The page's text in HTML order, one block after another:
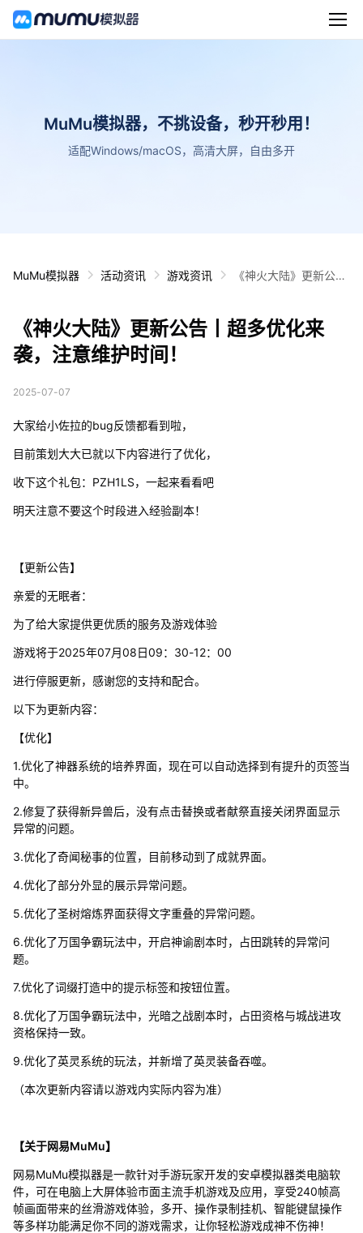
MuMu模拟器，不挑设备，秒开秒用！
适配Windows/macOS，高清大屏，自由多开
MuMu模拟器 活动资讯 游戏资讯
《神火大陆》更新公告
《神火大陆》更新公告丨超多优化来
袭，注意维护时间！
2025-07-07
大家给小佐拉的bug反馈都看到啦，
目前策划大大已就以下内容进行了优化，
收下这个礼包：PZH1LS，一起来看看吧
明天注意不要这个时段进入经验副本！
【更新公告】
亲爱的无眠者：
为了给大家提供更优质的服务及游戏体验
游戏将于2025年07月08日09：30-12：00
进行停服更新，感谢您的支持和配合。
以下为更新内容：
【优化】
1.优化了神器系统的培养界面，现在可以自动选择到有提升的页签当
中。
2.修复了获得新异兽后，没有点击替换或者献祭直接关闭界面显示
异常的问题。
3.优化了奇闻秘事的位置，目前移动到了成就界面。
4.优化了部分外显的展示异常问题。
5.优化了圣树熔炼界面获得文字重叠的异常问题。
6.优化了万国争霸玩法中，开启神谕剧本时，占田跳转的异常问
题。
7.优化了词缀打造中的提示标签和按钮位置。
8.优化了万国争霸玩法中，光暗之战剧本时，占田资格与城战进攻
资格保持一致。
9.优化了英灵系统的玩法，并新增了英灵装备吞噬。
（本次更新内容请以游戏内实际内容为准）
【关于网易MuMu】
网易MuMu模拟器是一款针对手游玩家开发的安卓模拟器类电脑软
件，可在电脑上大屏体验市面主流手机游戏及应用，享受240帧高
帧画面带来的丝滑游戏体验，多开、操作录制挂机、智能键鼠操作
等多样功能满足你不同的游戏需求，让你轻松游戏成神不伤神！